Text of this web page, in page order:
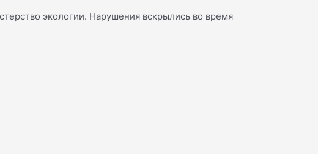
экологии. Нарушения вскрылись во время